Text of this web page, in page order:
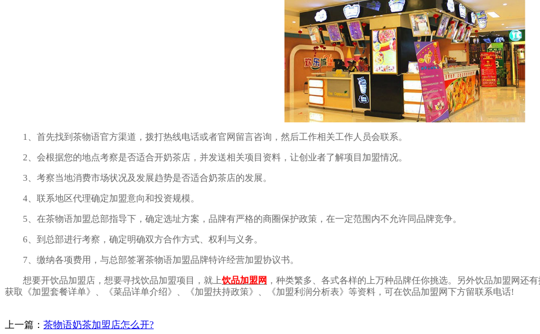
1、首先找到茶物语官方渠道，拨打热线电话或者官网留言咨询，然后工作相关工作人员会联系。
2、会根据您的地点考察是否适合开奶茶店，并发送相关项目资料，让创业者了解项目加盟情况。
3、考察当地消费市场状况及发展趋势是否适合奶茶店的发展。
4、联系地区代理确定加盟意向和投资规模。
5、在茶物语加盟总部指导下，确定选址方案，品牌有严格的商圈保护政策，在一定范围内不允许同品牌竞争。
6、到总部进行考察，确定明确双方合作方式、权利与义务。
7、缴纳各项费用，与总部签署茶物语加盟品牌特许经营加盟协议书。
想要开饮品加盟店，想要寻找饮品加盟项目，就上饮品加盟网 ，种类繁多、各式各样的上万种品牌任你挑选。另外饮品加盟网还
获取《加盟套餐详单》、《菜品详单介绍》、《加盟扶持政策》、《加盟利润分析表》等资料，可在饮品加盟网下方留联系电话!
上一篇： 茶物语奶茶加盟店怎么开?